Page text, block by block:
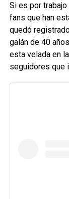
Si es por trabajo
fans que han
quedó
galán de 40
esta velada en
seguidores que